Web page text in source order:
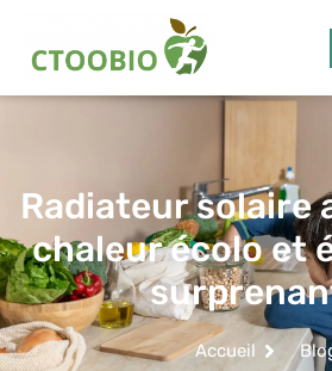
Radiateur solaire
chaleur écolo et
Accueil